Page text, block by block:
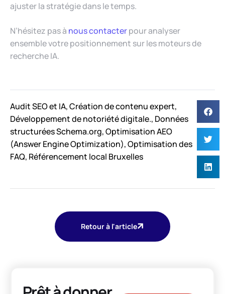
ajuster la stratégie dans le temps.
N’hésitez pas à nous contacterpour analyser
ensemble votre positionnement sur les moteurs de
recherche IA.
Audit SEO et IA,Création de contenu expert,
Développement de notoriété digitale., Données
structurées Schema.org,Optimisation AEO
(Answer Engine Optimization),Optimisation des
FAQ, Référencement local Bruxelles
Retour à l'article